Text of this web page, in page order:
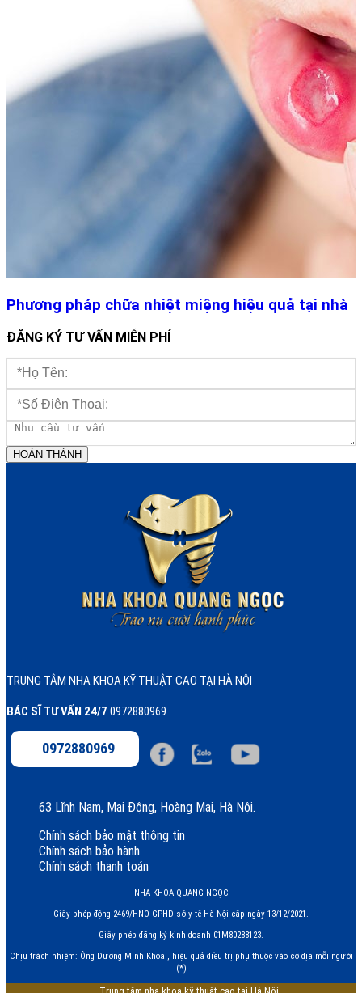
Phương pháp chữa nhiệt miệng hiệu quả tại nhà
ĐĂNG KÝ TƯ VẤN MIỄN PHÍ
TRUNG TÂM NHA KHOA KỸ THUẬT CAO TẠI HÀ NỘI
BÁC SĨ TƯ VẤN 24/7 0972880969
0972880969
63 Lĩnh Nam, Mai Động, Hoàng Mai, Hà Nội.
Chính sách bảo mật thông tin
Chính sách bảo hành
Chính sách thanh toán
NHA KHOA QUANG NGỌC
Giấy phép động 2469/HNO-GPHD sở y tế Hà Nội cấp ngày 13/12/2021.
Giấy phép đăng ký kinh doanh 01M80288123.
Chịu trách nhiệm: Ông Dương Minh Khoa , hiệu quả điều trị phụ thuộc vào cơ địa mỗi người
(*)